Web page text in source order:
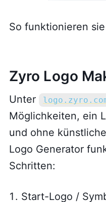
So funktionieren
Zyro Logo
Unter
Möglichkeiten, ein
und ohne
Logo Generator
Schritten:
Start-Logo /